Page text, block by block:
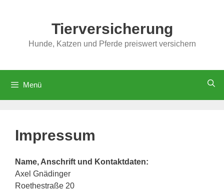
Tierversicherung
Hunde, Katzen und Pferde preiswert versichern
Menü
Impressum
Name, Anschrift und Kontaktdaten:
Axel Gnädinger
Roethestraße 20